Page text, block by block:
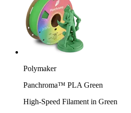
Polymaker
Panchroma™ PLA Green
High-Speed Filament in Green